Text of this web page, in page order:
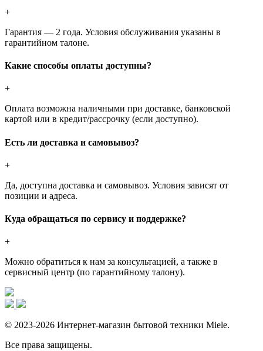
+
Гарантия — 2 года. Условия обслуживания указаны в
гарантийном талоне.
Какие способы оплаты доступны?
+
Оплата возможна наличными при доставке, банковской
картой или в кредит/рассрочку (если доступно).
Есть ли доставка и самовывоз?
+
Да, доступна доставка и самовывоз. Условия зависят от
позиции и адреса.
Куда обращаться по сервису и поддержке?
+
Можно обратиться к нам за консультацией, а также в
сервисный центр (по гарантийному талону).
© 2023-2026 Интернет-магазин бытовой техники Miele.
Все права защищены.